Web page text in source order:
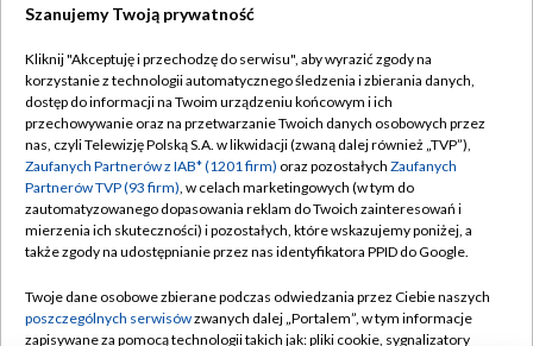
TVP
Abonament TVP
Emisja w TVP
Centrum informacji TVP
Naziemna Telewizja Cyfrowa
Rada Programowa
Regulamin TVP
Polityka prywatności
Moje zgody
Pomoc
Kontakt
Szanujemy Twoją prywatność
Kliknij "Akceptuję i przechodzę do serwisu", aby wyrazić zgody na
korzystanie z technologii automatycznego śledzenia i zbierania danych,
dostęp do informacji na Twoim urządzeniu końcowym i ich
przechowywanie oraz na przetwarzanie Twoich danych osobowych przez
nas, czyli Telewizję Polską S.A. w likwidacji (zwaną dalej również „TVP”),
Zaufanych Partnerów z IAB* (1201 firm) oraz pozostałych Zaufanych
Partnerów TVP (93 firm), w celach marketingowych (w tym do
zautomatyzowanego dopasowania reklam do Twoich zainteresowań i
mierzenia ich skuteczności) i pozostałych, które wskazujemy poniżej, a
także zgody na udostępnianie przez nas identyfikatora PPID do Google.
Twoje dane osobowe zbierane podczas odwiedzania przez Ciebie naszych
poszczególnych serwisówzwanych dalej „Portalem”, w tym informacje
zapisywane za pomocą technologii takich jak: pliki cookie, sygnalizatory